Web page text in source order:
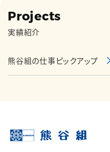
Projects
実績紹介
熊谷組の仕事ピックアップ